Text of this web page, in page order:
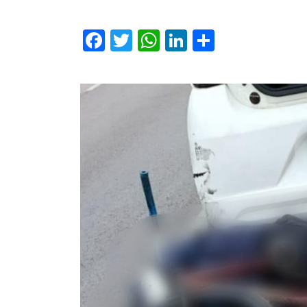
Facebook
Twitter
WhatsApp
LinkedIn